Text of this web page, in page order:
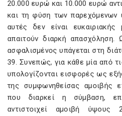
20.000 ευρώ και 10.000 ευρώ
και τη φύση των παρεχόμενων
αυτές δεν είναι
απαιτούν διαρκή
ασφαλισμένος υπάγεται στη
39. Συνεπώς, για κάθε μία από
υπολογίζονται εισφορές ως
της συμφωνηθείσας αμοιβής
που διαρκεί η σύμβαση,
αντιστοιχεί αμοιβή